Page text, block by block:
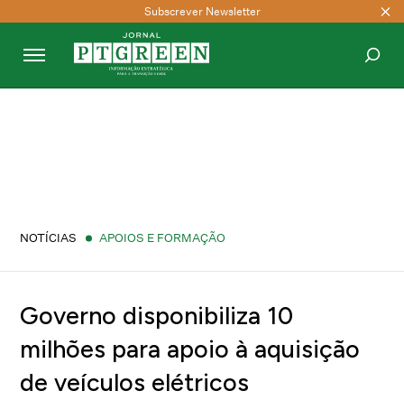
Subscrever Newsletter
NOTÍCIAS APOIOS E FORMAÇÃO
Governo disponibiliza 10
milhões para apoio à aquisição
de veículos elétricos